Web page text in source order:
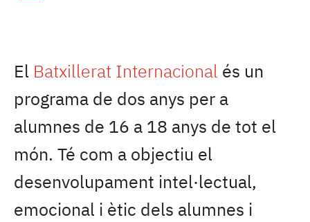
El Batxillerat Internacional és un
programa de dos anys per a
alumnes de 16 a 18 anys de tot el
món. Té com a objectiu el
desenvolupament intel·lectual,
emocional i ètic dels alumnes i